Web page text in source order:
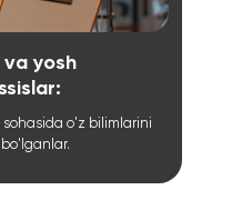
yosh
o'z bilimlarini